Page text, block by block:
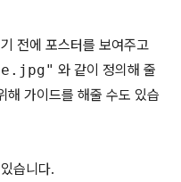
전에 포스터를 보여주고
와 같이 정의해 줄
해 가이드를 해줄 수도 있습
습니다.